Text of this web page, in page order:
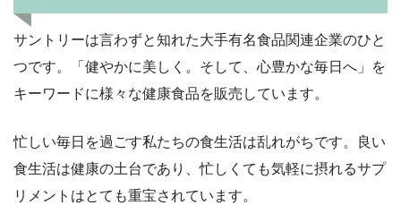
サントリーは言わずと知れた大手有名食品関連企業のひと
つです。「健やかに美しく。そして、心豊かな毎日へ」を
キーワードに様々な健康食品を販売しています。
忙しい毎日を過ごす私たちの食生活は乱れがちです。良い
食生活は健康の土台であり、忙しくても気軽に摂れるサプ
リメントはとても重宝されています。